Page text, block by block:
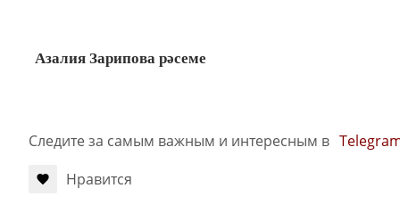
Азалия Зарипова рәсеме
Следите за самым важным и интересным в
Нравится